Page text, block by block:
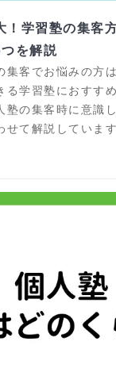
！学習塾の集客
を解説
集客でお悩みの方
る学習塾におすす
塾の集客時に意識
て解説しています